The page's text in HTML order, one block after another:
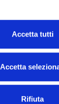
Accetta tutti
Accetta
Rifiuta